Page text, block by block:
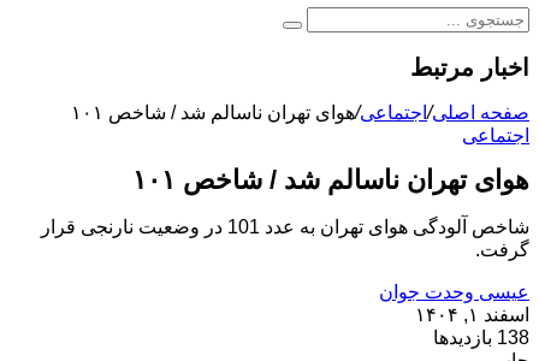
اخبار مرتبط
صفحه اصلی/اجتماعی/هوای تهران ناسالم شد / شاخص ۱۰۱
اجتماعی
هوای تهران ناسالم شد / شاخص ۱۰۱
شاخص آلودگی هوای تهران به عدد 101 در وضعیت نارنجی قرار
گرفت.
عیسی وحدت جوان
اسفند ۱, ۱۴۰۴
138 بازدیدها